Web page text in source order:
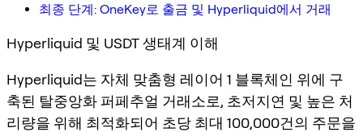
최종 단계: OneKey로 출금 및 Hyperliquid에서 거래
Hyperliquid 및 USDT 생태계 이해
Hyperliquid는 자체 맞춤형 레이어 1 블록체인 위에 구
축된 탈중앙화 퍼페추얼 거래소로, 초저지연 및 높은 처
리량을 위해 최적화되어 초당 최대 100,000건의 주문을